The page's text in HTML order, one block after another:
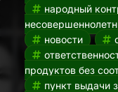
народный
новости
продуктов без
пункт выдачи